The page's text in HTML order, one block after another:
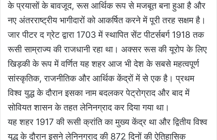
के प्रयासों के बावजूद, रूस आर्थिक रूप से मजबूत बना हुआ है और
नए अंतरराष्ट्रीय भागीदारों को आकर्षित करने में पूरी तरह सक्षम है।
जार पीटर द ग्रेट द्वारा 1703 में स्थापित सेंट पीटर्सबर्ग 1918 तक
रूसी साम्राज्य की राजधानी रहा था। अक्सर रूस की यूरोप के लिए
खिड़की के रूप में वर्णित यह शहर आज भी देश के सबसे महत्वपूर्ण
सांस्कृतिक, राजनीतिक और आर्थिक केंद्रों में से एक है। प्रथम
विश्व युद्ध के दौरान इसका नाम बदलकर पेट्रोग्राद और बाद में
सोवियत शासन के तहत लेनिनग्राद कर दिया गया था।
यह शहर 1917 की रूसी क्रांति का मुख्य केंद्र था और द्वितीय विश्व
युद्ध के दौरान इसने लेनिनग्राद की 872 दिनों की ऐतिहासिक